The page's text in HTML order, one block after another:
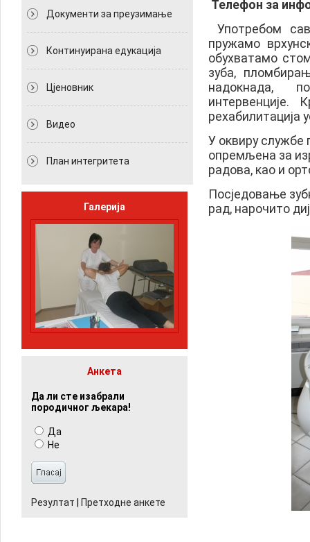
Документи за преузимање
Континуирана едукација
Цјеновник
Видео
План интегритета
Галерија
Анкета
Да ли сте изабрали
породичног љекара!
Да
Не
Резултат Претходне анкете
Телефон за
Употребом
пружамо
обухватамо
зуба,
надокнада,
интервенције.
У оквиру службе
опремљена за
радова, као и
Посједовање
рад, нарочито